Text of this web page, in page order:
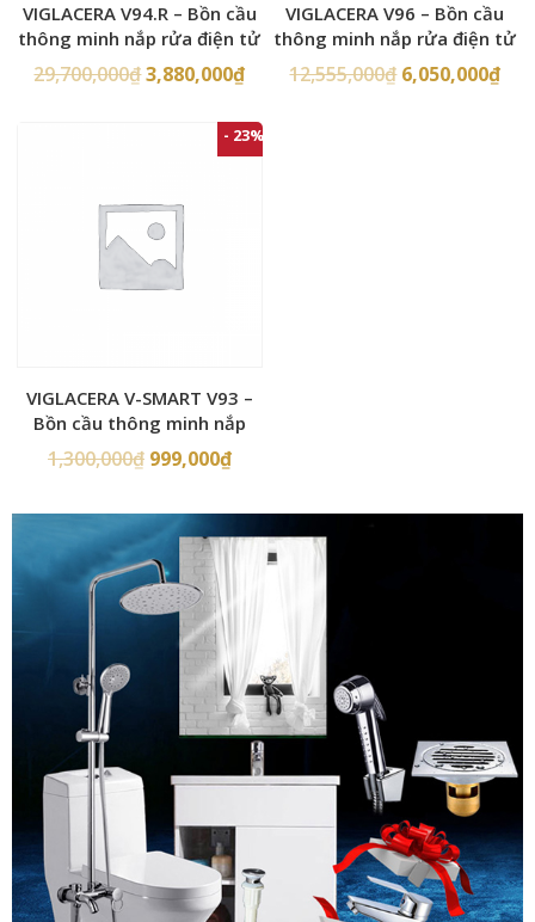
VIGLACERA V94.R – Bồn cầu
thông minh nắp rửa điện tử
29,700,000₫3,880,000₫
VIGLACERA V96 – Bồn cầu
thông minh nắp rửa điện tử
12,555,000₫ 6,050,000₫
- 23%
VIGLACERA V-SMART V93 –
Bồn cầu thông minh nắp
rửa điện tử
1,300,000₫ 999,000₫